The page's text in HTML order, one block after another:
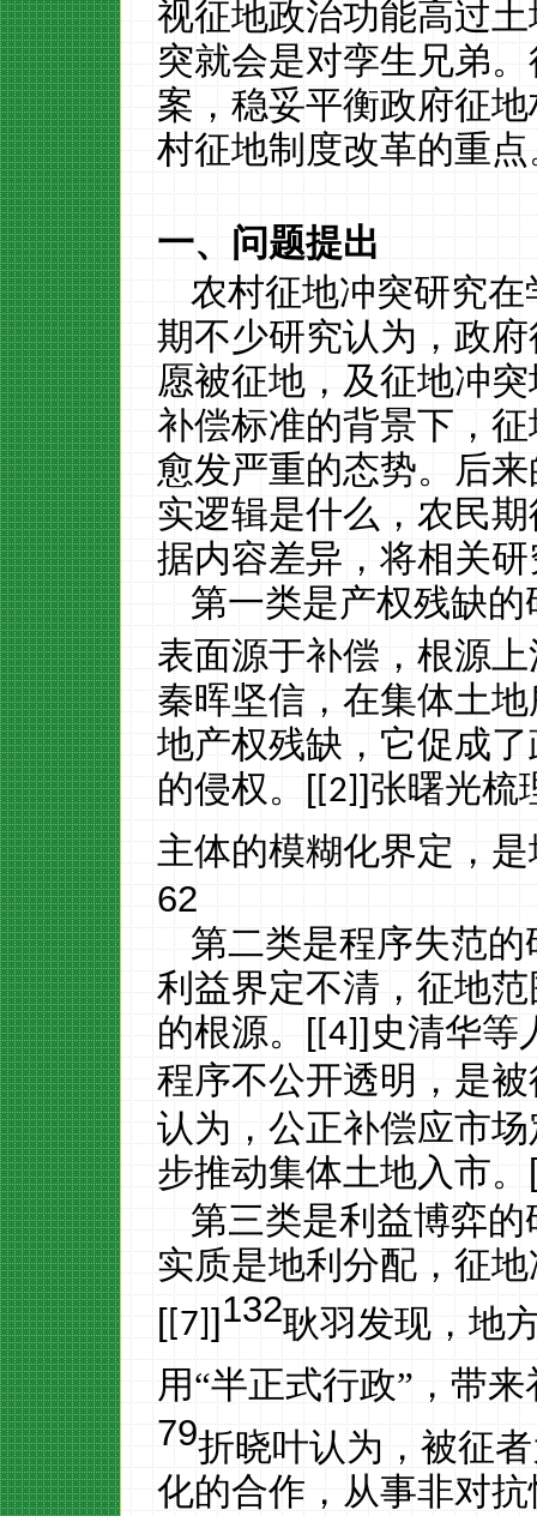
视征地政治功能高过
突就会是对孪生兄弟
案，稳妥平衡政府征
村征地制度改革的重点
一、问题提出
农村征地冲突研究
期不少研究认为，政
愿被征地，及征地冲
补偿标准的背景下，
愈发严重的态势。后
实逻辑是什么，农民
据内容差异，将相关
第一类是产权残缺的
表面源于补偿，根源
秦晖坚信，在集体土
地产权残缺，它促成
的侵权。[[2]]张曙光梳
主体的模糊化界定，
62
第二类是程序失范
利益界定不清，征地
的根源。[[4]]史清华等
程序不公开透明，是
认为，公正补偿应市
步推动集体土地入市。
第三类是利益博弈
实质是地利分配，征
[[7]]132耿羽发现，地
用“半正式行政”，带
79折晓叶认为，被征
化的合作，从事非对